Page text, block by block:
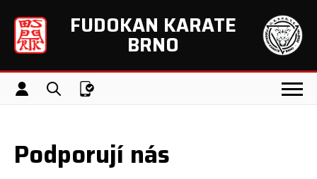
Přeskočit navigaciFUDOKAN KARATE
BRNO
Přihlášení
Vyhledávání
Appka
Podporují nás